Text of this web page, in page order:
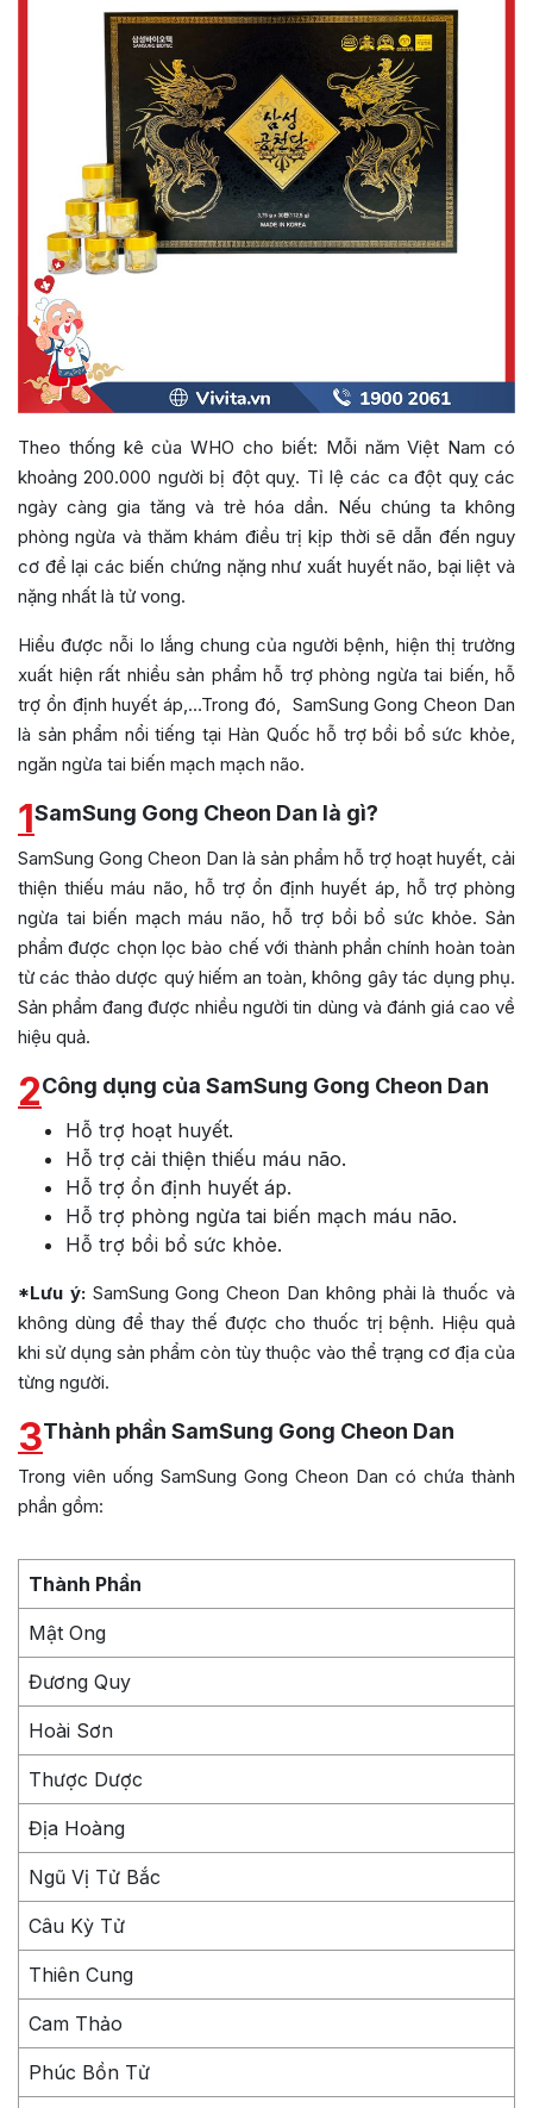
Theo thống kê của WHO cho biết: Mỗi năm Việt Nam có
khoảng 200.000 người bị đột quỵ. Tỉ lệ các ca đột quỵ các
ngày càng gia tăng và trẻ hóa dần. Nếu chúng ta không
phòng ngừa và thăm khám điều trị kịp thời sẽ dẫn đến nguy
cơ để lại các biến chứng nặng như xuất huyết não, bại liệt và
nặng nhất là tử vong.
Hiểu được nỗi lo lắng chung của người bệnh, hiện thị trường
xuất hiện rất nhiều sản phẩm hỗ trợ phòng ngừa tai biến, hỗ
trợ ổn định huyết áp,…Trong đó, SamSung Gong Cheon Dan
là sản phẩm nổi tiếng tại Hàn Quốc hỗ trợ bồi bổ sức khỏe,
ngăn ngừa tai biến mạch mạch não.
1SamSung Gong Cheon Dan là gì?
SamSung Gong Cheon Dan là sản phẩm hỗ trợ hoạt huyết, cải
thiện thiếu máu não, hỗ trợ ổn định huyết áp, hỗ trợ phòng
ngừa tai biến mạch máu não, hỗ trợ bồi bổ sức khỏe. Sản
phẩm được chọn lọc bào chế với thành phần chính hoàn toàn
từ các thảo dược quý hiếm an toàn, không gây tác dụng phụ.
Sản phẩm đang được nhiều người tin dùng và đánh giá cao về
hiệu quả.
2Công dụng của SamSung Gong Cheon Dan
Hỗ trợ hoạt huyết.
Hỗ trợ cải thiện thiếu máu não.
Hỗ trợ ổn định huyết áp.
Hỗ trợ phòng ngừa tai biến mạch máu não.
Hỗ trợ bồi bổ sức khỏe.
*Lưu ý:SamSung Gong Cheon Dan không phải là thuốc và
không dùng để thay thế được cho thuốc trị bệnh. Hiệu quả
khi sử dụng sản phẩm còn tùy thuộc vào thể trạng cơ địa của
từng người.
3Thành phần SamSung Gong Cheon Dan
Trong viên uống SamSung Gong Cheon Dan có chứa thành
phần gồm:
Thành Phần
Mật Ong
Đương Quy
Hoài Sơn
Thược Dược
Địa Hoàng
Ngũ Vị Tử Bắc
Câu Kỳ Tử
Thiên Cung
Cam Thảo
Phúc Bồn Tử